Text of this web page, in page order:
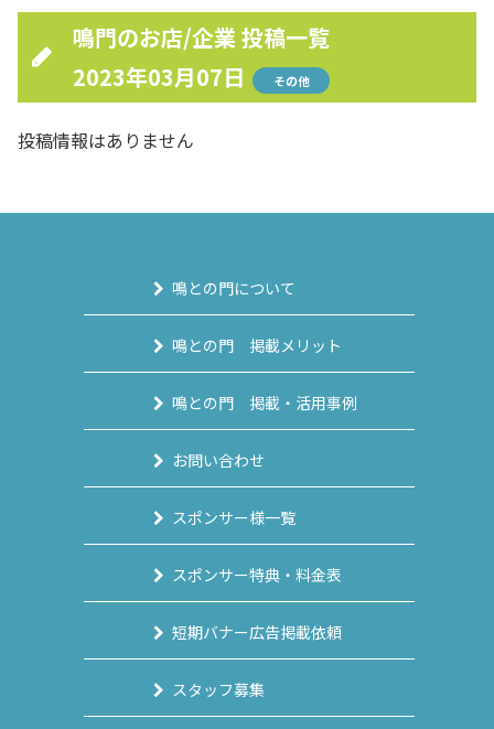
鳴門のお店/企業 投稿一覧
2023年03月07日
その他
投稿情報はありません
鳴との門について
鳴との門 掲載メリット
鳴との門 掲載・活用事例
お問い合わせ
スポンサー様一覧
スポンサー特典・料金表
短期バナー広告掲載依頼
スタッフ募集